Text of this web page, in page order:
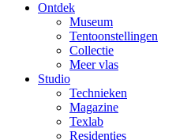
Ontdek
Museum
Tentoonstellingen
Collectie
Meer vlas
Studio
Technieken
Magazine
Texlab
Residenties